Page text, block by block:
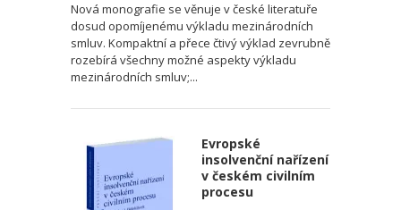
Nová monografie se věnuje v české literatuře
dosud opomíjenému výkladu mezinárodních
smluv. Kompaktní a přece čtivý výklad zevrubně
rozebírá všechny možné aspekty výkladu
mezinárodních smluv;...
Evropské
insolvenční nařízení
v českém civilním
procesu